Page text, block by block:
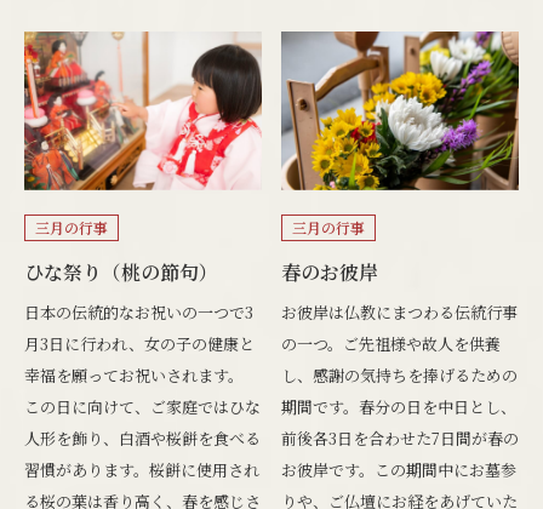
三月の行事
ひな祭り（桃の節句）
日本の伝統的なお祝いの一つで3
月3日に行われ、女の子の健康と
幸福を願ってお祝いされます。
この日に向けて、ご家庭ではひな
人形を飾り、白酒や桜餅を食べる
習慣があります。桜餅に使用され
る桜の葉は香り高く、春を感じさ
三月の行事
春のお彼岸
お彼岸は仏教にまつわる伝統行事
の一つ。ご先祖様や故人を供養
し、感謝の気持ちを捧げるための
期間です。春分の日を中日とし、
前後各3日を合わせた7日間が春の
お彼岸です。この期間中にお墓参
りや、ご仏壇にお経をあげていた